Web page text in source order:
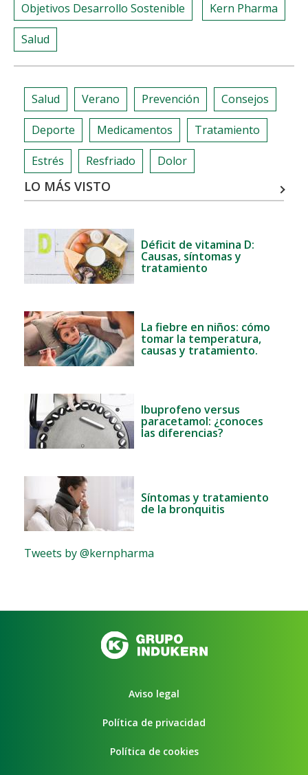
Objetivos Desarrollo Sostenible Kern Pharma
Salud
Salud Verano Prevención Consejos
Deporte Medicamentos Tratamiento
Estrés Resfriado Dolor
LO MÁS VISTO
Déficit de vitamina D:
Causas, síntomas y
tratamiento
La fiebre en niños: cómo
tomar la temperatura,
causas y tratamiento.
Ibuprofeno versus
paracetamol: ¿conoces
las diferencias?
Síntomas y tratamiento
de la bronquitis
Tweets by @kernpharma
Aviso legal
Política de privacidad
Política de cookies